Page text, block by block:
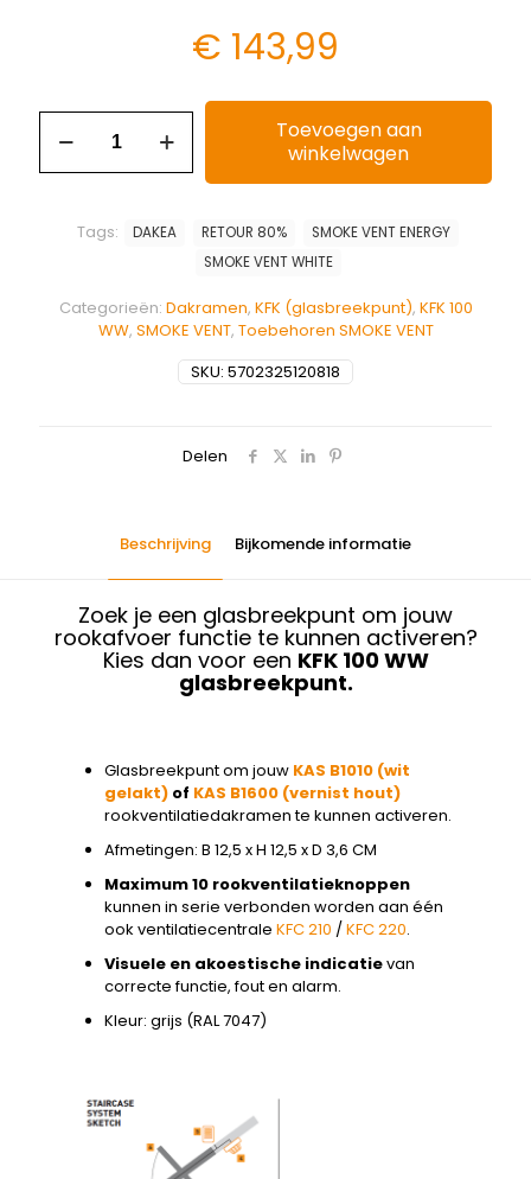
€ 143,99
Toevoegen aan
winkelwagen
SKU: 5702325120818
Categorieën: Dakramen, KFK (glasbreekpunt), KFK 100
WW, SMOKE VENT, Toebehoren SMOKE VENT
Tags: DAKEA RETOUR 80%
SMOKE VENT ENERGY
SMOKE VENT WHITE
Delen
Beschrijving Bijkomende informatie
Zoek je een glasbreekpunt om jouw
rookafvoer functie te kunnen activeren?
Kies dan voor een KFK 100 WW
glasbreekpunt.
Glasbreekpunt om jouw KAS B1010 (wit
gelakt) of KAS B1600 (vernist hout)
rookventilatiedakramen te kunnen activeren.
Afmetingen: B 12,5 x H 12,5 x D 3,6 CM
Maximum10 rookventilatieknoppen
kunnen in serie verbonden worden aan één
ook ventilatiecentrale KFC 210 /KFC 220.
Visuele en akoestische indicatievan
correcte functie, fout en alarm.
Kleur: grijs (RAL 7047)